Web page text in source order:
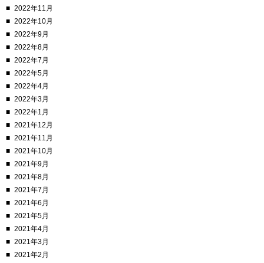
2022年11月
2022年10月
2022年9月
2022年8月
2022年7月
2022年5月
2022年4月
2022年3月
2022年1月
2021年12月
2021年11月
2021年10月
2021年9月
2021年8月
2021年7月
2021年6月
2021年5月
2021年4月
2021年3月
2021年2月